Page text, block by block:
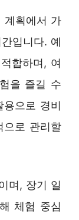
계획에서 가
입니다. 예
합하며, 여
을 즐길 수
으로 경비
으로 관리할
며, 장기 일
체험 중심